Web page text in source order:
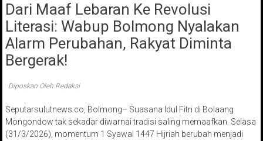
Dari Maaf Lebaran Ke Revolusi
Literasi: Wabup Bolmong Nyalakan
Alarm Perubahan, Rakyat Diminta
Bergerak!
Diposkan Oleh:Redaksi
Seputarsulutnews.co, Bolmong– Suasana Idul Fitri di Bolaang
Mongondow tak sekadar diwarnai tradisi saling memaafkan. Selasa
(31/3/2026), momentum 1 Syawal 1447 Hijriah berubah menjadi